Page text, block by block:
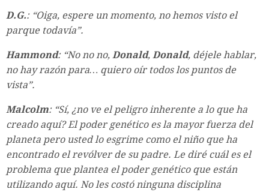
D.G.: “Oiga, espere un momento, no hemos visto el
parque todavía”.
Hammond: “No no no, Donald, Donald, déjele hablar,
no hay razón para… quiero oír todos los puntos de
vista”.
Malcolm: “Sí, ¿no ve el peligro inherente a lo que ha
creado aquí? El poder genético es la mayor fuerza del
planeta pero usted lo esgrime como el niño que ha
encontrado el revólver de su padre. Le diré cuál es el
problema que plantea el poder genético que están
utilizando aquí. No les costó ninguna disciplina